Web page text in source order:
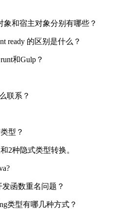
象和宿主对象分别有哪些？
ready 的区别是什么？
和Gulp？
联系？
型？
2种隐式类型转换。
发函数重名问题？
类型有哪几种方式？